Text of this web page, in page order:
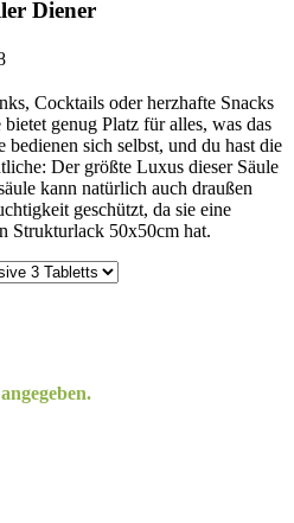
Diener
Cocktails oder herzhafte Snacks
genug Platz für alles, was das
bedienen sich selbst, und du hast die
Der größte Luxus dieser Säule
kann natürlich auch draußen
geschützt, da sie eine
Strukturlack 50x50cm hat.